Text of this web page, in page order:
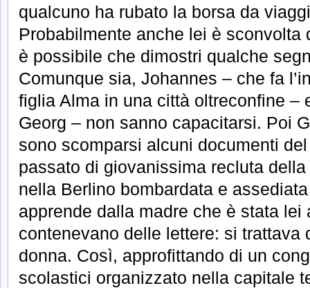
qualcuno ha rubato la borsa da
Probabilmente anche lei è sconvolta
è possibile che dimostri qualche
Comunque sia, Johannes – che fa
figlia Alma in una città oltreconfine –
Georg – non sanno capacitarsi. Poi
sono scomparsi alcuni documenti
passato di giovanissima recluta
nella Berlino bombardata e
apprende dalla madre che è stata lei
contenevano delle lettere: si trattava
donna. Così, approfittando di un
scolastici organizzato nella capitale